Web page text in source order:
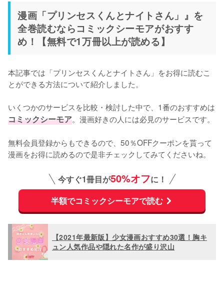
漫画「プリンセスくんとナイトさん」』を
全巻読むならコミックシーモアがおすす
め！【無料で1万冊以上が読める】
本記事では「プリンセスくんとナイトさん」をお得に読むこ
とができる方法について紹介しました。
いくつかのサービスを比較・検討した中で、1番のおすすめは
コミックシーモア。漫画好きの人には必見のサービスです。
無料会員登録からもできるので、50％OFFクーポンを貰って
漫画をお得に読めるので是非チェックしてみてくださいね。
今すぐ1冊目が50%オフに！
半額でコミックシーモアで読む
【2021年最新版】少女漫画おすすめ30選！胸キ
ュン人気作品や隠れた名作が盛り沢山